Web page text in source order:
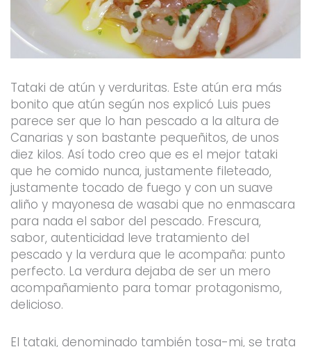
Tataki de atún y verduritas. Este atún era más
bonito que atún según nos explicó Luis pues
parece ser que lo han pescado a la altura de
Canarias y son bastante pequeñitos, de unos
diez kilos. Así todo creo que es el mejor tataki
que he comido nunca, justamente fileteado,
justamente tocado de fuego y con un suave
aliño y mayonesa de wasabi que no enmascara
para nada el sabor del pescado. Frescura,
sabor, autenticidad leve tratamiento del
pescado y la verdura que le acompaña: punto
perfecto. La verdura dejaba de ser un mero
acompañamiento para tomar protagonismo,
delicioso.
El tataki, denominado también tosa-mi, se trata